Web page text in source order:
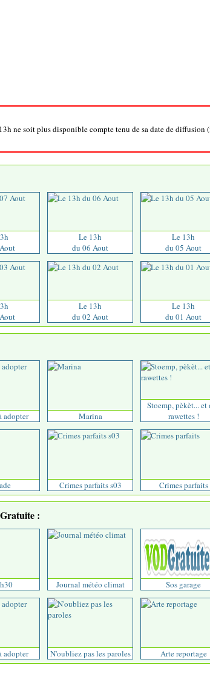
ne soit plus disponible compte tenu de sa date de diffusion
Le 13h
du 06 Aout
Le 13h
du 05 Aout
Le 13h
du 02 Aout
Le 13h
du 01 Aout
adopter Marina
Stoemp, pèkèt... et
rawettes !
Crimes parfaits s03 Crimes parfaits
:
Journal météo climat Sos garage
adopter N'oubliez pas les paroles Arte reportage